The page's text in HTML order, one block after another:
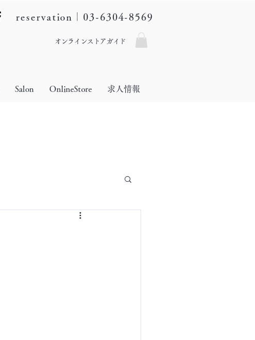
reservation｜03-6304-8569
オンラインストアガイド
Salon OnlineStore 求人情報